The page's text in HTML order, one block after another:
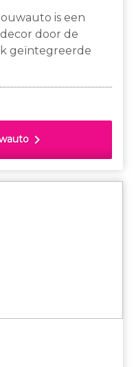
is een
door de
geïntegreerde
supercar. Een
R8 Matte Black.
chevron_right